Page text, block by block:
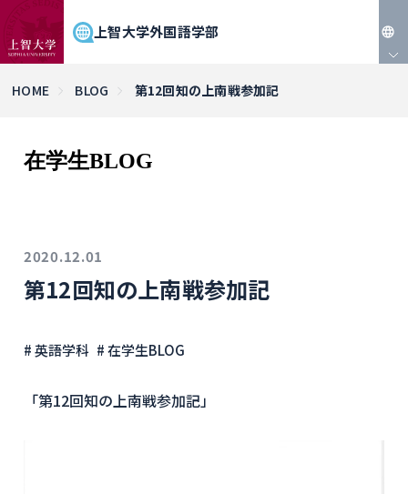
上智大学外国語学部
HOME BLOG 第12回知の上南戦参加記
在学生BLOG
2020.12.01
第12回知の上南戦参加記
# 英語学科 # 在学生BLOG
「第12回知の上南戦参加記」